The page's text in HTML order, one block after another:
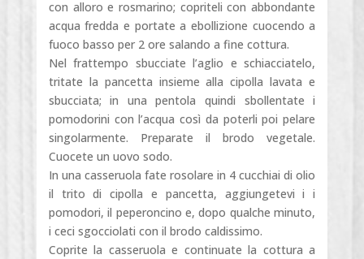
con alloro e rosmarino; copriteli con abbondante
acqua fredda e portate a ebollizione cuocendo a
fuoco basso per 2 ore salando a fine cottura.
Nel frattempo sbucciate l’aglio e schiacciatelo,
tritate la pancetta insieme alla cipolla lavata e
sbucciata; in una pentola quindi sbollentate i
pomodorini con l’acqua così da poterli poi pelare
singolarmente. Preparate il brodo vegetale.
Cuocete un uovo sodo.
In una casseruola fate rosolare in 4 cucchiai di olio
il trito di cipolla e pancetta, aggiungetevi i i
pomodori, il peperoncino e, dopo qualche minuto,
i ceci sgocciolati con il brodo caldissimo.
Coprite la casseruola e continuate la cottura a